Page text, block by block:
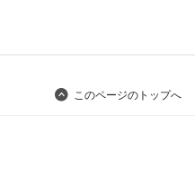
このページのトップへ